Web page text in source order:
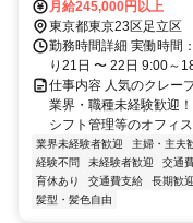
勤OK
月給245,000円以上
東京都東京23区足立区
勤務時間詳細 実働時間
り21日 〜 22日 9:00～
仕事内容 人気のクレー
業界・職種未経験歓迎
シフト管理等のオ
業界未経験者歓迎 主婦・主夫
経験不問
未経験者歓迎 交通
育休あり
交通費支給 長期歓迎
髪型・髪色自由